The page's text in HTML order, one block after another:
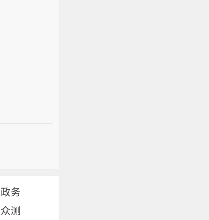
政务
众测